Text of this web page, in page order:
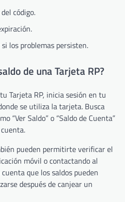
código.
los problemas persisten.
de una Tarjeta RP?
Tarjeta RP, inicia sesión en tu
se utiliza la tarjeta. Busca
“Ver Saldo” o “Saldo de Cuenta”
pueden permitirte verificar el
móvil o contactando al
que los saldos pueden
después de canjear un